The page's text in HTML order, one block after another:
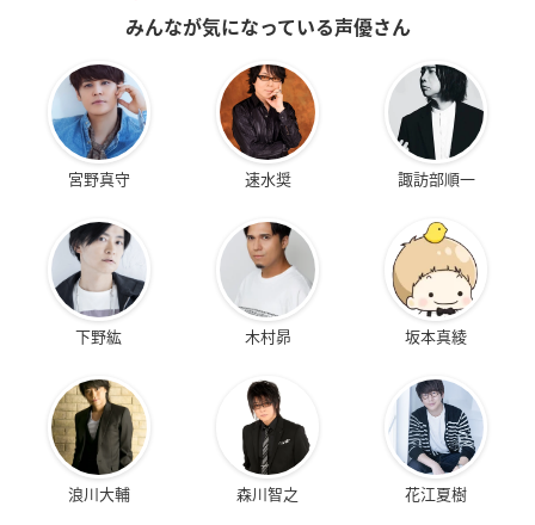
みんなが気になっている声優さん
宮野真守 速水奨 諏訪部順一
下野紘 木村昴 坂本真綾
浪川大輔 森川智之 花江夏樹